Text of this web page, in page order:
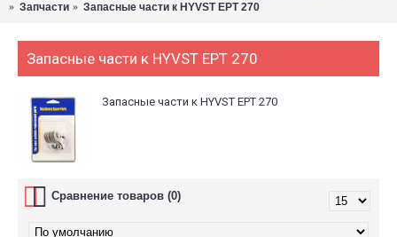
Запчасти
Запасные части к HYVST EPT 270
Запасные части к HYVST EPT 270
Запасные части к HYVST EPT 270
Сравнение товаров (0)